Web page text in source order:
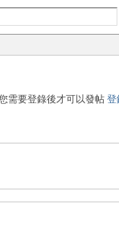
需要登錄後才可以發帖 登